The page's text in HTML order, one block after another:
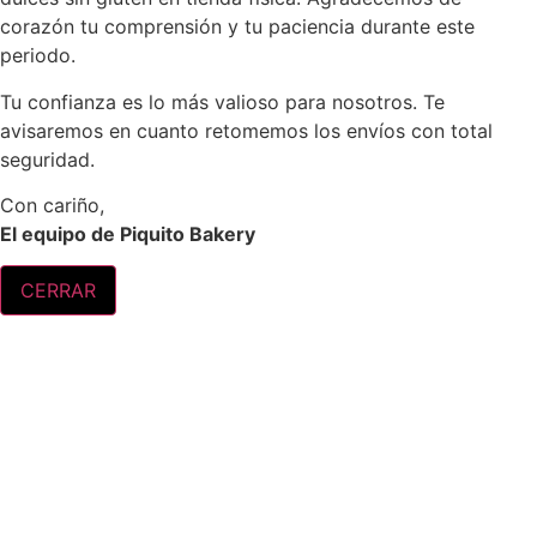
corazón tu comprensión y tu paciencia durante este
periodo.
Tu confianza es lo más valioso para nosotros. Te
avisaremos en cuanto retomemos los envíos con total
seguridad.
Con cariño,
El equipo de Piquito Bakery
CERRAR